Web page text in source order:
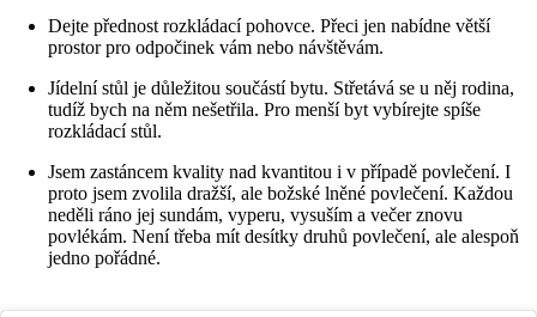
Dejte přednost rozkládací pohovce. Přeci jen nabídne větší
prostor pro odpočinek vám nebo návštěvám.
Jídelní stůl je důležitou součástí bytu. Střetává se u něj rodina,
tudíž bych na něm nešetřila. Pro menší byt vybírejte spíše
rozkládací stůl.
Jsem zastáncem kvality nad kvantitou i v případě povlečení. I
proto jsem zvolila dražší, ale božské lněné povlečení. Každou
neděli ráno jej sundám, vyperu, vysuším a večer znovu
povlékám. Není třeba mít desítky druhů povlečení, ale alespoň
jedno pořádné.